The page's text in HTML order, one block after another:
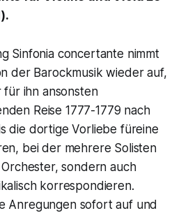
Sinfonia concertante nimmt
der Barockmusik wieder auf,
ihn ansonsten
Reise 1777-1779 nach
die dortige Vorliebe füreine
bei der mehrere Solisten
sondern auch
korrespondieren.
Anregungen sofort auf und